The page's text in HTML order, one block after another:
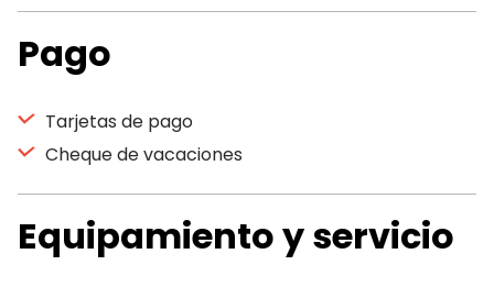
Pago
Tarjetas de pago
Cheque de vacaciones
Equipamiento y servicio